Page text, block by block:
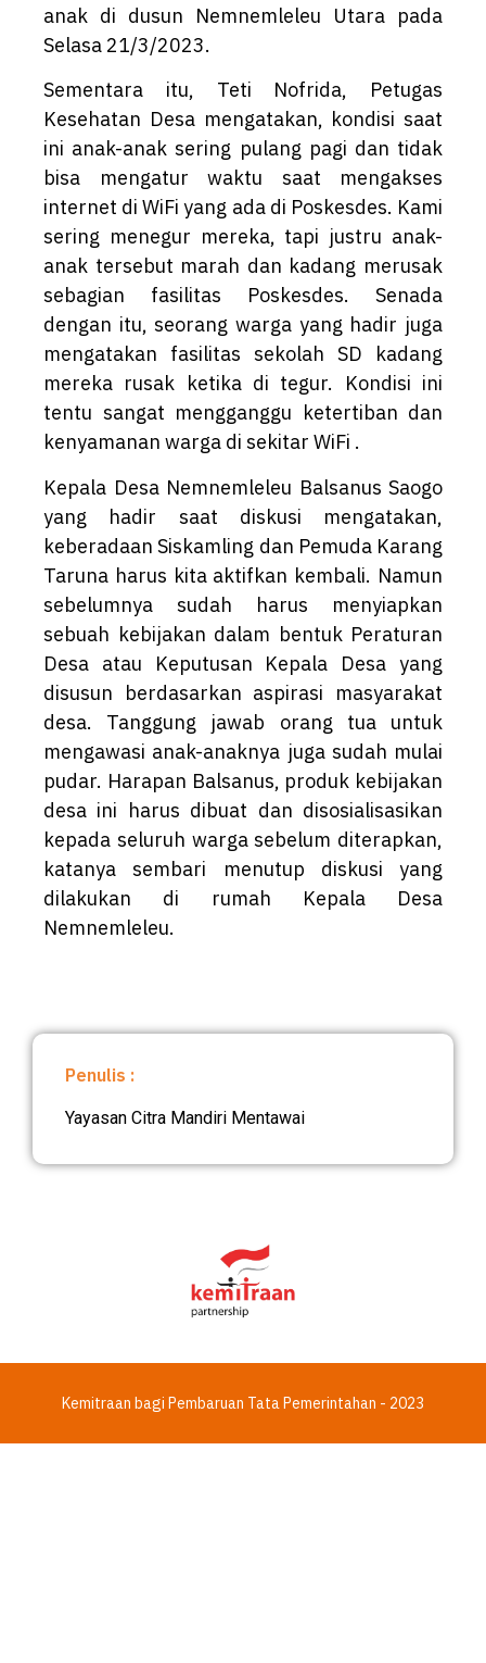
anak di dusun Nemnemleleu Utara pada
Selasa 21/3/2023.
Sementara itu, Teti Nofrida, Petugas
Kesehatan Desa mengatakan, kondisi saat
ini anak-anak sering pulang pagi dan tidak
bisa mengatur waktu saat mengakses
internet di WiFi yang ada di Poskesdes. Kami
sering menegur mereka, tapi justru anak-
anak tersebut marah dan kadang merusak
sebagian fasilitas Poskesdes. Senada
dengan itu, seorang warga yang hadir juga
mengatakan fasilitas sekolah SD kadang
mereka rusak ketika di tegur. Kondisi ini
tentu sangat mengganggu ketertiban dan
kenyamanan warga di sekitar WiFi .
Kepala Desa Nemnemleleu Balsanus Saogo
yang hadir saat diskusi mengatakan,
keberadaan Siskamling dan Pemuda Karang
Taruna harus kita aktifkan kembali. Namun
sebelumnya sudah harus menyiapkan
sebuah kebijakan dalam bentuk Peraturan
Desa atau Keputusan Kepala Desa yang
disusun berdasarkan aspirasi masyarakat
desa. Tanggung jawab orang tua untuk
mengawasi anak-anaknya juga sudah mulai
pudar. Harapan Balsanus, produk kebijakan
desa ini harus dibuat dan disosialisasikan
kepada seluruh warga sebelum diterapkan,
katanya sembari menutup diskusi yang
dilakukan di rumah Kepala Desa
Nemnemleleu.
Penulis :
Yayasan Citra Mandiri Mentawai
Kemitraan bagi Pembaruan Tata Pemerintahan - 2023